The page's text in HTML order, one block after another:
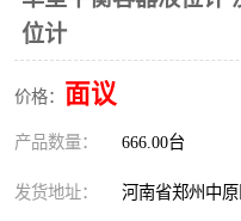
位计
价格： 面议
产品数量： 666.00台
发货地址： 河南省郑州中